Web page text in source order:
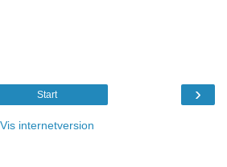
›
Start
Vis internetversion